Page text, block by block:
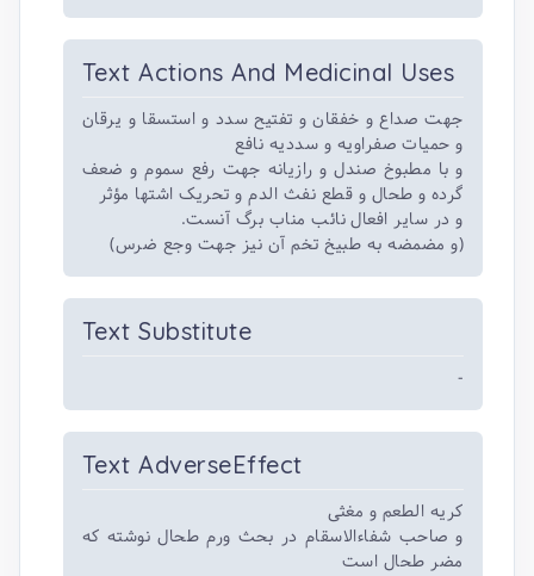
Text Actions And Medicinal Uses
جهت صداع و خفقان و تفتیح سدد و استسقا و یرقان
و حمیات صفراویه و سددیه نافع
و با مطبوخ صندل و رازیانه جهت رفع سموم و ضعف
گرده و طحال و قطع نفث الدم و تحریک اشتها مؤثر
و در سایر افعال نائب مناب برگ آنست.
(و مضمضه به طبیخ تخم آن نیز جهت وجع ضرس)
Text Substitute
-
Text AdverseEffect
کریه الطعم و مغثی
و صاحب شفاءالاسقام در بحث ورم طحال نوشته که
مضر طحال است